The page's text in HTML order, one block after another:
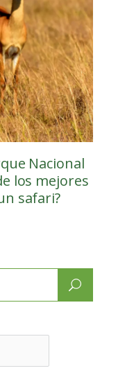
Nacional
los mejores
safari?